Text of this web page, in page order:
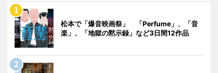
松本で「爆音映画祭」 「Perfume」、「音
楽」、「地獄の黙示録」など3日間12作品